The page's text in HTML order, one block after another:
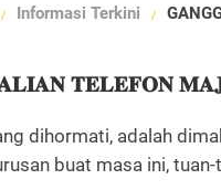
Informasi Terkini
𝐓𝐄𝐋𝐄𝐅𝐎𝐍
dihormati, adalah
buat masa ini,